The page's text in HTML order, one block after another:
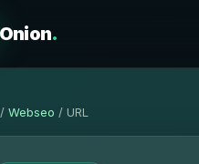
Onion.
/ Webseo / URL